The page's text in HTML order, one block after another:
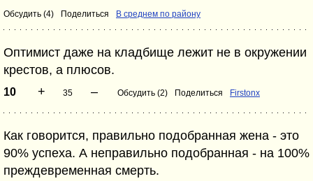
Обсудить (4) Поделиться В среднем по району
Оптимист даже на кладбище лежит не в окружении
крестов, а плюсов.
10 + 35 – Обсудить (2) Поделиться Firstonx
Как говорится, правильно подобранная жена - это
90% успеха. А неправильно подобранная - на 100%
преждевременная смерть.